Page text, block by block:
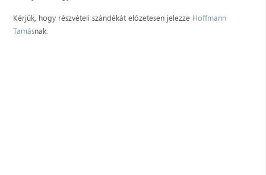
Kérjük, hogy részvételi szándékát előzetesen jelezze Hoffmann
Tamásnak.